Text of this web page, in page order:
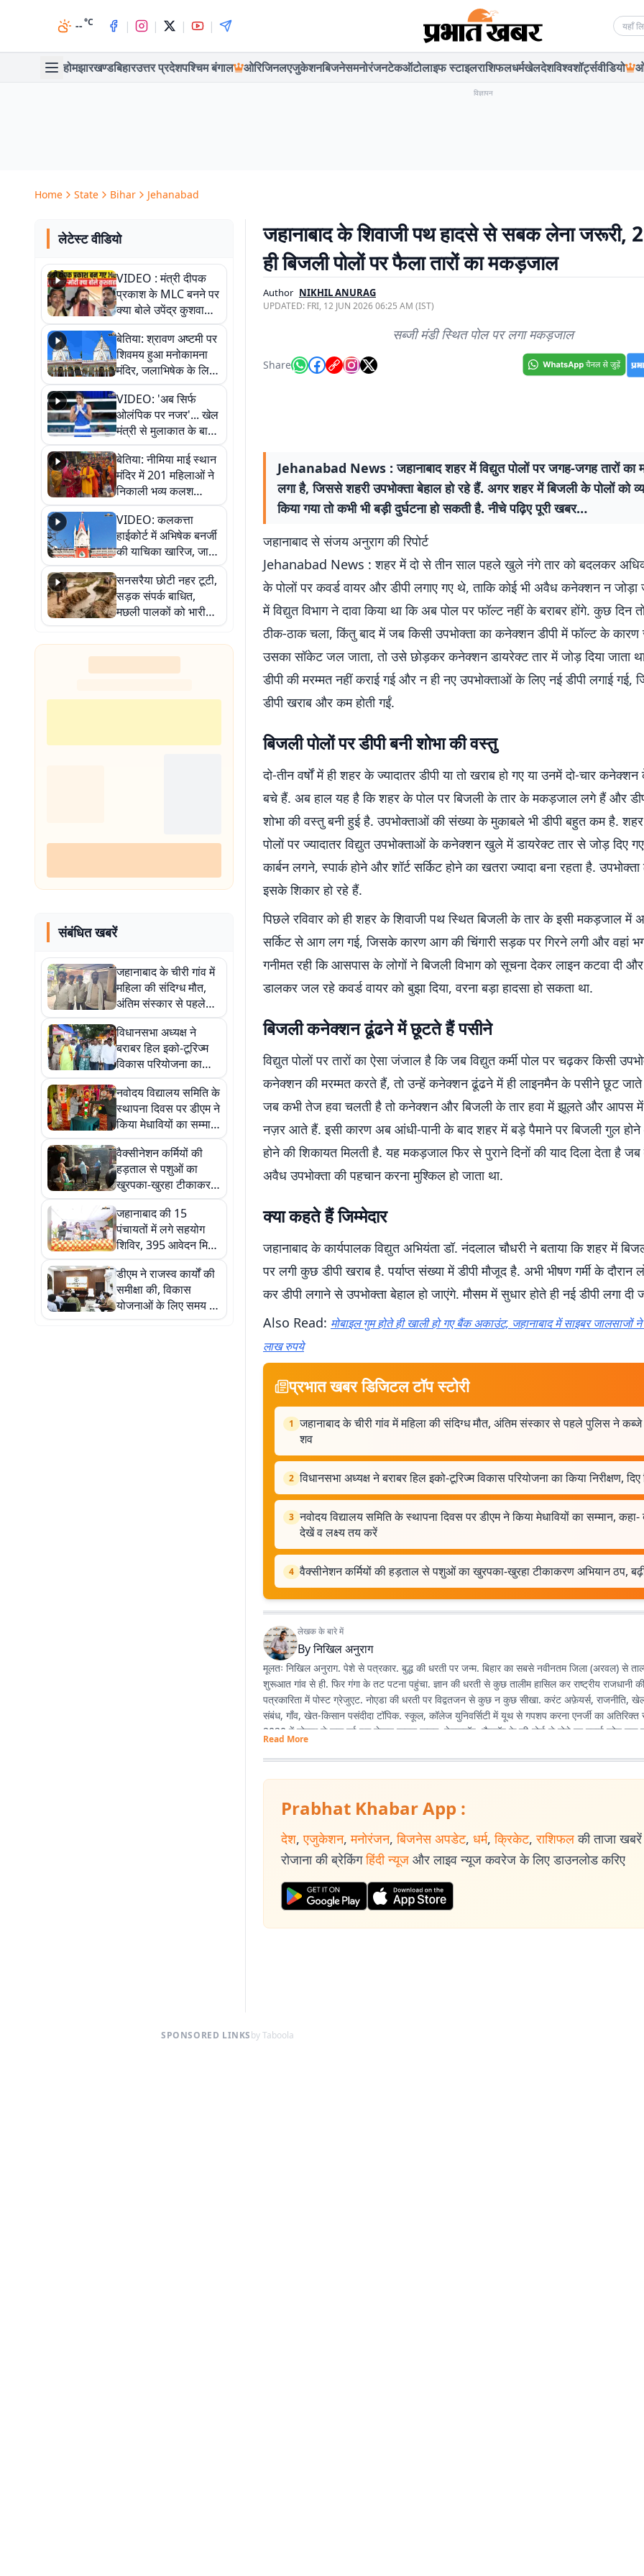
--°C | | | |
होमझारखण्डबिहारउत्तर प्रदेशपश्चिम बंगाल ओरिजिनलएजुकेशनबिजनेसमनोरंजनटेकऑटोलाइफ स्टाइलराशिफलधर्मखेलदेशविश्वशॉर्ट्सवीडियो
विज्ञापन
Home State Bihar Jehanabad
लेटेस्ट वीडियो
VIDEO : मंत्री दीपक
प्रकाश के MLC बनने पर
क्या बोले उपेंद्र कुशवाहा,
सुनिए
बेतिया: श्रावण अष्टमी पर
शिवमय हुआ मनोकामना
मंदिर, जलाभिषेक के लिए
लगी लंबी कतारें
VIDEO: 'अब सिर्फ
ओलंपिक पर नजर'... खेल
मंत्री से मुलाकात के बाद
जैसमीन लंबोरिया का बड़ा
बयान
बेतिया: नीमिया माई स्थान
मंदिर में 201 महिलाओं ने
निकाली भव्य कलश
शोभायात्रा, शिवलिंग
प्राण-प्रतिष्ठा महोत्सव
शुरू
VIDEO: कलकत्ता
हाईकोर्ट में अभिषेक बनर्जी
की याचिका खारिज, जानें
क्या है पूरा मामला
सनसरैया छोटी नहर टूटी,
सड़क संपर्क बाधित,
मछली पालकों को भारी
नुकसान
संबंधित खबरें
जहानाबाद के चीरी गांव में
महिला की संदिग्ध मौत,
अंतिम संस्कार से पहले
पुलिस ने कब्जे में लिया शव
विधानसभा अध्यक्ष ने
बराबर हिल इको-टूरिज्म
विकास परियोजना का
किया निरीक्षण, दिए निर्देश
नवोदय विद्यालय समिति के
स्थापना दिवस पर डीएम ने
किया मेधावियों का सम्मान,
कहा- बड़े सपने देखें व
लक्ष्य तय करें
वैक्सीनेशन कर्मियों की
हड़ताल से पशुओं का
खुरपका-खुरहा टीकाकरण
अभियान ठप, बढ़ी चिंता
जहानाबाद की 15
पंचायतों में लगे सहयोग
शिविर, 395 आवेदन मिले,
45 का मौके पर निष्पादन
डीएम ने राजस्व कार्यों की
समीक्षा की, विकास
योजनाओं के लिए समय पर
भूमि उपलब्ध कराने का
जहानाबाद के शिवाजी पथ हादसे से सबक लेना जरूरी,
ही बिजली पोलों पर फैला तारों का मकड़जाल
Author NIKHIL ANURAG
UPDATED: FRI, 12 JUN 2026 06:25 AM (IST)
सब्जी मंडी स्थित पोल पर लगा मकड़जाल
Share
Jehanabad News : जहानाबाद शहर में विद्युत पोलों पर जगह-जगह तारों
लगा है, जिससे शहरी उपभोक्ता बेहाल हो रहे हैं. अगर शहर में बिजली के पोलों को
किया गया तो कभी भी बड़ी दुर्घटना हो सकती है. नीचे पढ़िए पूरी खबर…
जहानाबाद से संजय अनुराग की रिपोर्ट
Jehanabad News : शहर में दो से तीन साल पहले खुले नंगे तार को बदलकर
के पोलों पर कवर्ड वायर और डीपी लगाए गए थे, ताकि कोई भी अवैध कनेक्शन न
में विद्युत विभाग ने दावा किया था कि अब पोल पर फॉल्ट नहीं के बराबर होंगे. कुछ दिन
ठीक-ठाक चला, किंतु बाद में जब किसी उपभोक्ता का कनेक्शन डीपी में फॉल्ट के कारण
उसका सॉकेट जल जाता, तो उसे छोड़कर कनेक्शन डायरेक्ट तार में जोड़ दिया जाता
डीपी की मरम्मत नहीं कराई गई और न ही नए उपभोक्ताओं के लिए नई डीपी लगाई गई,
डीपी खराब और कम होती गईं.
बिजली पोलों पर डीपी बनी शोभा की वस्तु
दो-तीन वर्षों में ही शहर के ज्यादातर डीपी या तो खराब हो गए या उनमें दो-चार
बचे हैं. अब हाल यह है कि शहर के पोल पर बिजली के तार के मकड़जाल लगे हैं और
शोभा की वस्तु बनी हुई है. उपभोक्ताओं की संख्या के मुकाबले भी डीपी बहुत कम है.
पोलों पर ज्यादातर विद्युत उपभोक्ताओं के कनेक्शन खुले में डायरेक्ट तार से जोड़ दिए
कार्बन लगने, स्पार्क होने और शॉर्ट सर्किट होने का खतरा ज्यादा बना रहता है. उपभोक्ता
इसके शिकार हो रहे हैं.
पिछले रविवार को ही शहर के शिवाजी पथ स्थित बिजली के तार के इसी मकड़जाल में
सर्किट से आग लग गई, जिसके कारण आग की चिंगारी सड़क पर गिरने लगी और वहां
गनीमत रही कि आसपास के लोगों ने बिजली विभाग को सूचना देकर लाइन कटवा दी और
डालकर जल रहे कवर्ड वायर को बुझा दिया, वरना बड़ा हादसा हो सकता था.
बिजली कनेक्शन ढूंढने में छूटते हैं पसीने
विद्युत पोलों पर तारों का ऐसा जंजाल है कि जब विद्युत कर्मी पोल पर चढ़कर किसी
कनेक्शन की मरम्मत करते हैं, तो उन्हें कनेक्शन ढूंढने में ही लाइनमैन के पसीने छूट जाते
जब कभी तेज हवा चलती है तो कनेक्शन और बिजली के तार हवा में झूलते और आपस
नज़र आते हैं. इसी कारण अब आंधी-पानी के बाद शहर में बड़े पैमाने पर बिजली गुल
होने की शिकायत मिलती है. यह मकड़जाल फिर से पुराने दिनों की याद दिला देता है
अवैध उपभोक्ता की पहचान करना मुश्किल हो जाता था.
क्या कहते हैं जिम्मेदार
जहानाबाद के कार्यपालक विद्युत अभियंता डॉ. नंदलाल चौधरी ने बताया कि शहर में
पर लगी कुछ डीपी खराब है. पर्याप्त संख्या में डीपी मौजूद है. अभी भीषण गर्मी के दौरान
कर डीपी लगाने से उपभोक्ता बेहाल हो जाएंगे. मौसम में सुधार होते ही नई डीपी लगा दी
Also Read: मोबाइल गुम होते ही खाली हो गए बैंक अकाउंट, जहानाबाद में साइबर जालसाजों
लाख रुपये
प्रभात खबर डिजिटल टॉप स्टोरी
1 जहानाबाद के चीरी गांव में महिला की संदिग्ध मौत, अंतिम संस्कार से पहले पुलिस ने कब्जे
शव
2 विधानसभा अध्यक्ष ने बराबर हिल इको-टूरिज्म विकास परियोजना का किया निरीक्षण, दिए
3 नवोदय विद्यालय समिति के स्थापना दिवस पर डीएम ने किया मेधावियों का सम्मान,
देखें व लक्ष्य तय करें
4 वैक्सीनेशन कर्मियों की हड़ताल से पशुओं का खुरपका-खुरहा टीकाकरण अभियान ठप,
लेखक के बारे में
Byनिखिल अनुराग
मूलतः निखिल अनुराग. पेशे से पत्रकार. बुद्ध की धरती पर जन्म. बिहार का सबसे नवीनतम जिला (अरवल) से
शुरूआत गांव से ही. फिर गंगा के तट पटना पहुंचा. ज्ञान की धरती से कुछ तालीम हासिल कर राष्ट्रीय राजधानी
पत्रकारिता में पोस्ट ग्रेजुएट. नोएडा की धरती पर विद्वतजन से कुछ न कुछ सीखा. करंट अफ़ेयर्स, राजनीति,
संबंध, गाँव, खेत-किसान पसंदीदा टॉपिक. स्कूल, कॉलेज युनिवर्सिटी में यूथ से गपशप करना एनर्जी का अतिरिक्त
2020 में नोएडा से शुरू हुई इस लेखन यात्रा कलम, डेस्कटॉप, लैपटॉप के की-बोर्ड से होते हुए स्मार्ट फोन तक
ज्यों उम्र बढ़ रही है, सीखने, पढ़ने, लिखने की भूख भी बढ़ रही है.
Read More
Prabhat Khabar App :
देश, एजुकेशन, मनोरंजन, बिजनेस अपडेट, धर्म, क्रिकेट, राशिफल की ताजा
रोजाना की ब्रेकिंग हिंदी न्यूज और लाइव न्यूज कवरेज के लिए डाउनलोड करिए
SPONSORED LINKSby Taboola